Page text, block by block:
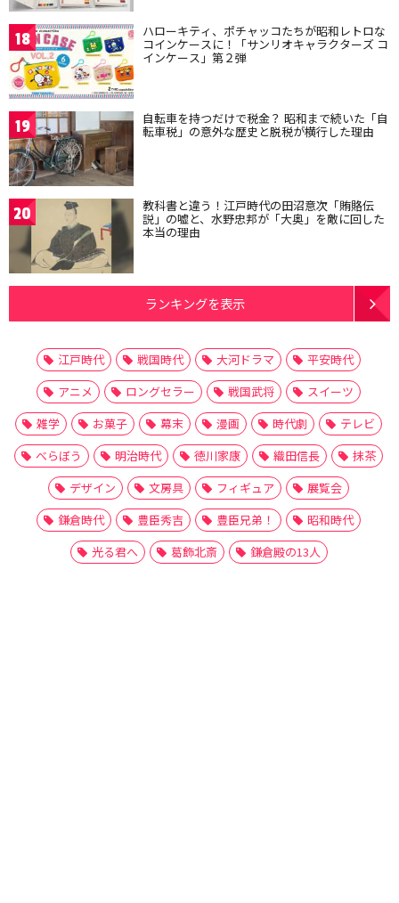
18 ハローキティ、ポチャッコたちが昭和レトロな
コインケースに！「サンリオキャラクターズ コ
インケース」第２弾
19 自転車を持つだけで税金？ 昭和まで続いた「自
転車税」の意外な歴史と脱税が横行した理由
20 教科書と違う！江戸時代の田沼意次「賄賂伝
説」の嘘と、水野忠邦が「大奥」を敵に回した
本当の理由
ランキングを表示
江戸時代 戦国時代 大河ドラマ
平安時代
アニメ
ロングセラー 戦国武将
スイーツ
雑学
お菓子 幕末 漫画 時代劇
テレビ
べらぼう
明治時代 徳川家康 織田信長
抹茶
デザイン
文房具 フィギュア
展覧会
鎌倉時代
豊臣秀吉 豊臣兄弟！
昭和時代
光る君へ
葛飾北斎 鎌倉殿の13人